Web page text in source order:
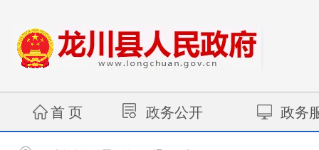
首 页 政务公开 政务